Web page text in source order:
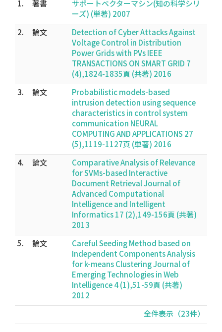
1.
著書
サポートベクターマシン(知の科学シリ
ーズ) (単著) 2007
2.
論文
Detection of Cyber Attacks Against
Voltage Control in Distribution
Power Grids with PVs IEEE
TRANSACTIONS ON SMART GRID 7
(4),1824-1835頁 (共著) 2016
3.
論文
Probabilistic models-based
intrusion detection using sequence
characteristics in control system
communication NEURAL
COMPUTING AND APPLICATIONS 27
(5),1119-1127頁 (単著) 2016
4.
論文
Comparative Analysis of Relevance
for SVMs-based Interactive
Document Retrieval Journal of
Advanced Computational
Intelligence and Intelligent
Informatics 17 (2),149-156頁 (共著)
2013
5.
論文
Careful Seeding Method based on
Independent Components Analysis
for k-means Clustering Journal of
Emerging Technologies in Web
Intelligence 4 (1),51-59頁 (共著)
2012
全件表示（23件）